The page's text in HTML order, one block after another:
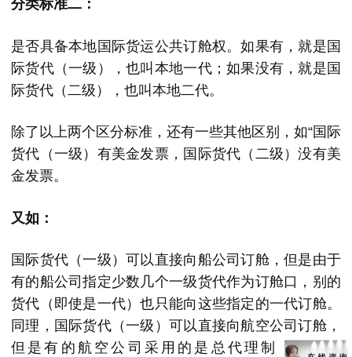
分类标准二：
是否具备本地国际货运公共订舱权。如果有，就是国
际货代（一级），也叫本地一代；如果没有，就是国
际货代（二级），也叫本地二代。
除了以上两个区分标准，还有一些其他区别，如“国际
货代（一级）有美金发票，国际货代（二级）没有美
金发票。
又如：
国际货代（一级）可以直接向船公司订舱，但是由于
有的船公司指定少数几个一级货代作为订舱口，别的
货代（即使是一代）也只能向这些指定的一代订舱。
同理，国际货代（一级）可以直接向航空公司订舱，
但是有的航空公司采用的是总代理制（GSA：